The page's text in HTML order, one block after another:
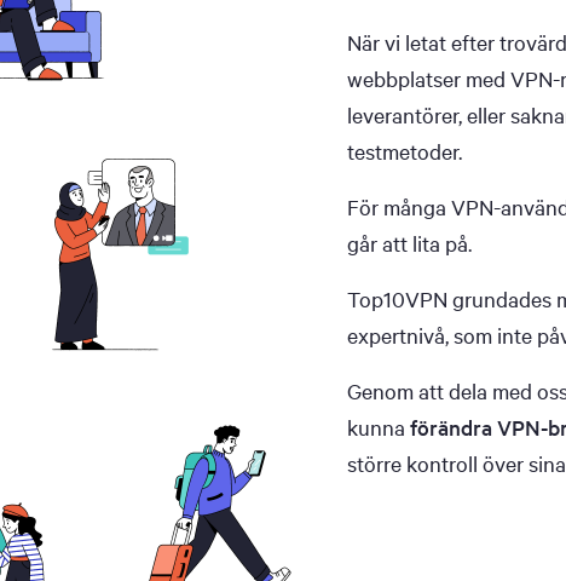
När vi letat efter
webbplatser med
leverantörer, eller
testmetoder.
För många VPN-
går att lita på.
Top10VPN grundades
expertnivå, som inte
Genom att dela med
kunna förändra VPN-
större kontroll över